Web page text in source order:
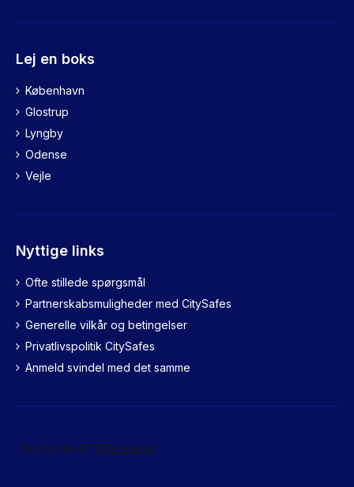
Lej en boks
København
Glostrup
Lyngby
Odense
Vejle
Nyttige links
Ofte stillede spørgsmål
Partnerskabsmuligheder med CitySafes
Generelle vilkår og betingelser
Privatlivspolitik CitySafes
Anmeld svindel med det samme